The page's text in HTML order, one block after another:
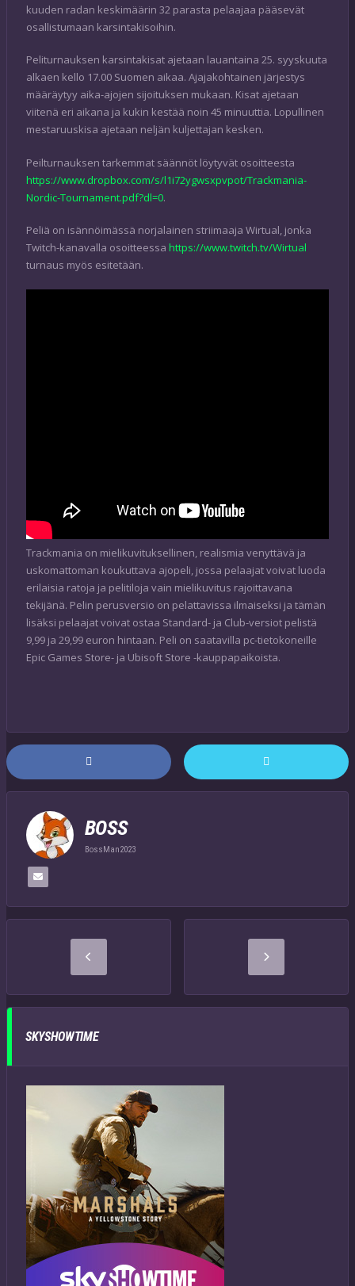
kuuden radan keskimäärin 32 parasta pelaajaa pääsevät
osallistumaan karsintakisoihin.
Peliturnauksen karsintakisat ajetaan lauantaina 25. syyskuuta
alkaen kello 17.00 Suomen aikaa. Ajajakohtainen järjestys
määräytyy aika-ajojen sijoituksen mukaan. Kisat ajetaan
viitenä eri aikana ja kukin kestää noin 45 minuuttia. Lopullinen
mestaruuskisa ajetaan neljän kuljettajan kesken.
Peilturnauksen tarkemmat säännöt löytyvät osoitteesta
https://www.dropbox.com/s/l1i72ygwsxpvpot/Trackmania-
Nordic-Tournament.pdf?dl=0.
Peliä on isännöimässä norjalainen striimaaja Wirtual, jonka
Twitch-kanavalla osoitteessa https://www.twitch.tv/Wirtual
turnaus myös esitetään.
Trackmania on mielikuvituksellinen, realismia venyttävä ja
uskomattoman koukuttava ajopeli, jossa pelaajat voivat luoda
erilaisia ratoja ja pelitiloja vain mielikuvitus rajoittavana
tekijänä. Pelin perusversio on pelattavissa ilmaiseksi ja tämän
lisäksi pelaajat voivat ostaa Standard- ja Club-versiot pelistä
9,99 ja 29,99 euron hintaan. Peli on saatavilla pc-tietokoneille
Epic Games Store- ja Ubisoft Store -kauppapaikoista.
BOSS
BossMan2023
SKYSHOWTIME